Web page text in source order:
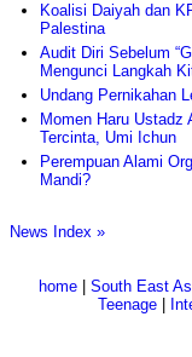
Koalisi Daiyah dan
Palestina
Audit Diri Sebelum
Mengunci Langkah
Undang Pernikahan
Momen Haru Ustadz
Tercinta, Umi Ichun
Perempuan Alami
Mandi?
News Index »
home| South East
Teenage